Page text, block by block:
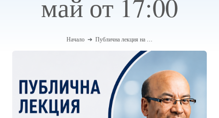
май от 17:00
Начало Публична лекция на …